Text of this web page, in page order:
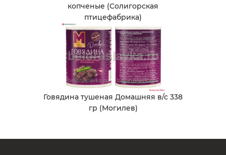
копченые (Солигорская
птицефабрика)
Говядина тушеная Домашняя в/с 338
гр (Могилев)